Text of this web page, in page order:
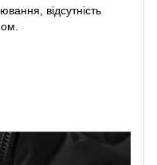
відсутність